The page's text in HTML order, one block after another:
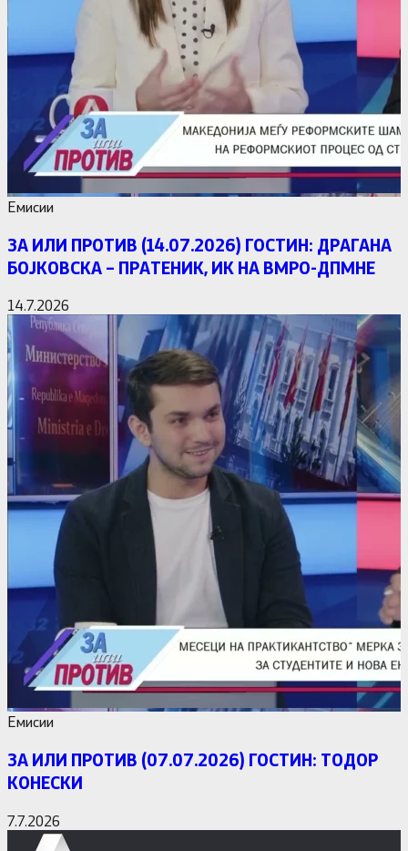
Емисии
ЗА ИЛИ ПРОТИВ (14.07.2026) ГОСТИН: ДРАГАНА
БОЈКОВСКА – ПРАТЕНИК, ИК НА ВМРО-ДПМНЕ
14.7.2026
Емисии
ЗА ИЛИ ПРОТИВ (07.07.2026) ГОСТИН: ТОДОР
КОНЕСКИ
7.7.2026